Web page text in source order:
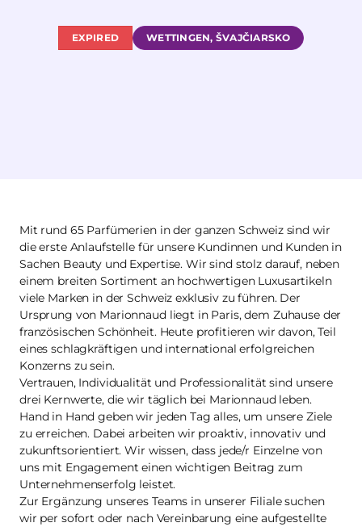
EXPIRED WETTINGEN, ŠVAJČIARSKO
Mit rund 65 Parfümerien in der ganzen Schweiz sind wir
die erste Anlaufstelle für unsere Kundinnen und Kunden in
Sachen Beauty und Expertise. Wir sind stolz darauf, neben
einem breiten Sortiment an hochwertigen Luxusartikeln
viele Marken in der Schweiz exklusiv zu führen. Der
Ursprung von Marionnaud liegt in Paris, dem Zuhause der
französischen Schönheit. Heute profitieren wir davon, Teil
eines schlagkräftigen und international erfolgreichen
Konzerns zu sein.
Vertrauen, Individualität und Professionalität sind unsere
drei Kernwerte, die wir täglich bei Marionnaud leben.
Hand in Hand geben wir jeden Tag alles, um unsere Ziele
zu erreichen. Dabei arbeiten wir proaktiv, innovativ und
zukunftsorientiert. Wir wissen, dass jede/r Einzelne von
uns mit Engagement einen wichtigen Beitrag zum
Unternehmenserfolg leistet.
Zur Ergänzung unseres Teams in unserer Filiale suchen
wir per sofort oder nach Vereinbarung eine aufgestellte